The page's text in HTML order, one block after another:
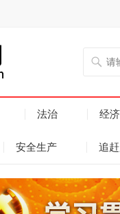
法治 经济
安全生产 追